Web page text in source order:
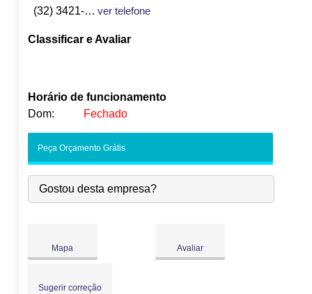
(32) 3421-3229
ver telefone
Classificar e Avaliar
Horário de funcionamento
Dom:
Fechado
-
Qua:
09:00-18:00
Qui:
09:00-18:00 ●
Peça Orçamento Grátis
Gostou desta empresa?
Mapa Avaliar
Sugerir correção